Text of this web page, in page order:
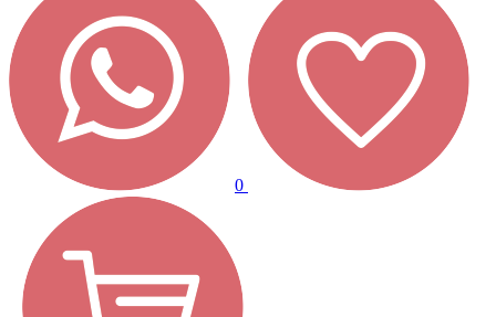
0